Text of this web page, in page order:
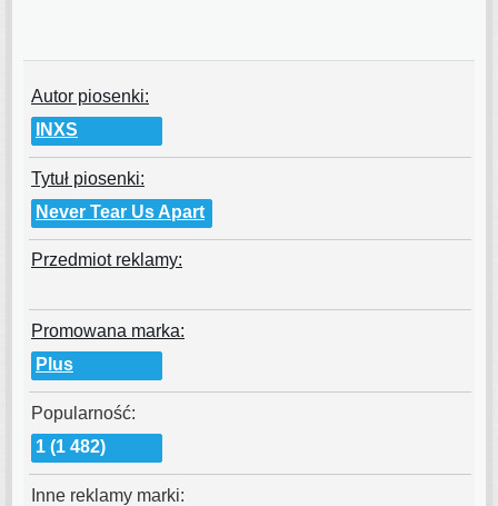
Autor piosenki:
INXS
Tytuł piosenki:
Never Tear Us Apart
Przedmiot reklamy:
Promowana marka:
Plus
Popularność:
1 (1 482)
Inne reklamy marki: